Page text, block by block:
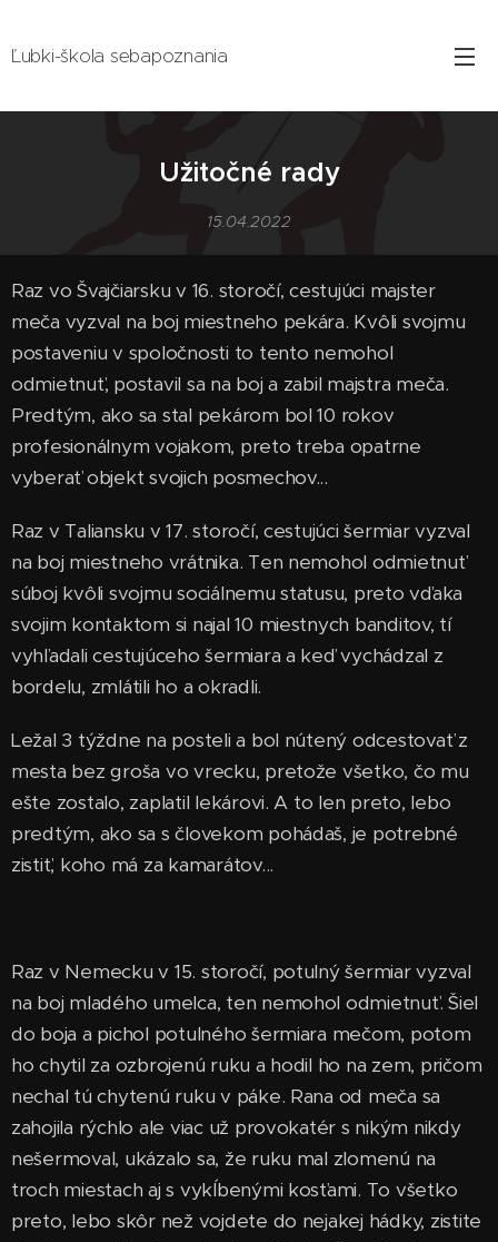
Ľubki-škola sebapoznania
Užitočné rady
15.04.2022
Raz vo Švajčiarsku v 16. storočí, cestujúci majster
meča vyzval na boj miestneho pekára. Kvôli svojmu
postaveniu v spoločnosti to tento nemohol
odmietnuť, postavil sa na boj a zabil majstra meča.
Predtým, ako sa stal pekárom bol 10 rokov
profesionálnym vojakom, preto treba opatrne
vyberať objekt svojich posmechov...
Raz v Taliansku v 17. storočí, cestujúci šermiar vyzval
na boj miestneho vrátnika. Ten nemohol odmietnuť
súboj kvôli svojmu sociálnemu statusu, preto vďaka
svojim kontaktom si najal 10 miestnych banditov, tí
vyhľadali cestujúceho šermiara a keď vychádzal z
bordelu, zmlátili ho a okradli.
Ležal 3 týždne na posteli a bol nútený odcestovať z
mesta bez groša vo vrecku, pretože všetko, čo mu
ešte zostalo, zaplatil lekárovi. A to len preto, lebo
predtým, ako sa s človekom pohádaš, je potrebné
zistiť, koho má za kamarátov...
Raz v Nemecku v 15. storočí, potulný šermiar vyzval
na boj mladého umelca, ten nemohol odmietnuť. Šiel
do boja a pichol potulného šermiara mečom, potom
ho chytil za ozbrojenú ruku a hodil ho na zem, pričom
nechal tú chytenú ruku v páke. Rana od meča sa
zahojila rýchlo ale viac už provokatér s nikým nikdy
nešermoval, ukázalo sa, že ruku mal zlomenú na
troch miestach aj s vykĺbenými kosťami. To všetko
preto, lebo skôr než vojdete do nejakej hádky, zistite